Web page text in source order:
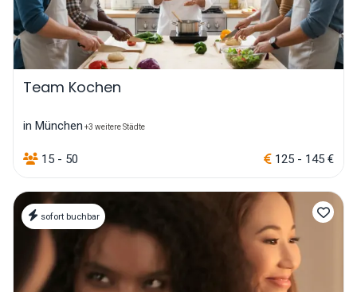
Team Kochen
in München +3 weitere Städte
15 - 50 125 - 145 €
sofort buchbar